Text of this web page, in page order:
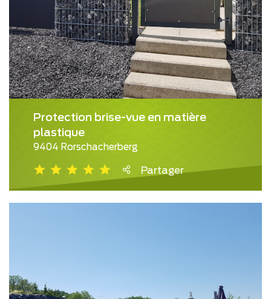
Protection brise-vue en matière
plastique
9404 Rorschacherberg
Partager